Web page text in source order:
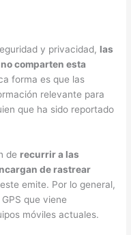
y privacidad, las
comparten esta
forma es que las
relevante para
que ha sido reportado
de recurrir a las
de rastrear
emite. Por lo general,
que viene
móviles actuales.